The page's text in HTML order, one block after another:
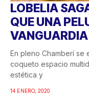
LOBELIA
QUE UNA
VANGUARDIA
En pleno Chamberí se
coqueto espacio
estética y
14 ENERO, 2020